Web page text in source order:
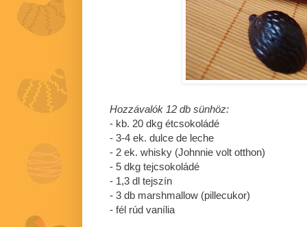
Hozzávalók 12 db sünhöz:
- kb. 20 dkg étcsokoládé
- 3-4 ek. dulce de leche
- 2 ek. whisky (Johnnie volt otthon)
- 5 dkg tejcsokoládé
- 1,3 dl tejszín
- 3 db marshmallow (pillecukor)
- fél rúd vanília